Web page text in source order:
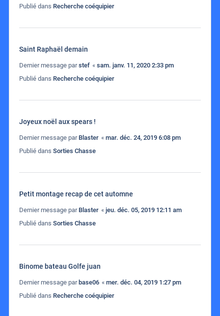
Publié dans Recherche coéquipier
Saint Raphaël demain
Dernier message parstef « sam. janv. 11, 2020 2:33 pm
Publié dans Recherche coéquipier
Joyeux noël aux spears !
Dernier message par Blaster « mar. déc. 24, 2019 6:08 pm
Publié dans Sorties Chasse
Petit montage recap de cet automne
Dernier message par Blaster « jeu. déc. 05, 2019 12:11 am
Publié dans Sorties Chasse
Binome bateau Golfe juan
Dernier message par base06 « mer. déc. 04, 2019 1:27 pm
Publié dans Recherche coéquipier